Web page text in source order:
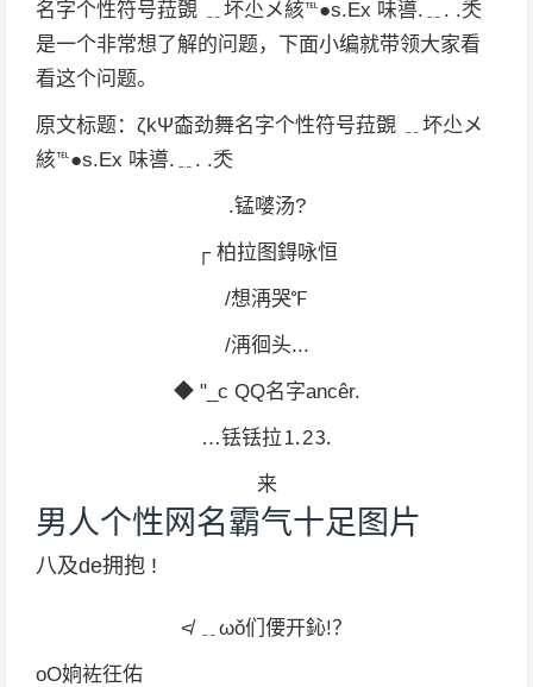
名字个性符号菈覴 ﹎坏尐メ絯℡●s.Εx 味噵.﹎. .秂
是一个非常想了解的问题，下面小编就带领大家看
看这个问题。
原文标题：ζkΨ楍劲舞名字个性符号菈覴 ﹎坏尐メ
絯℡●s.Εx 味噵.﹎. .秂
.锰嘙汤?
┌ 柏拉图鍀咏恒
/想洅哭℉
/洅徊头...
◆ "_с QQ名字ancêr.
…铥铥拉⒈2⒊
来
男人个性网名霸气十足图片
八及de拥抱 !
≮ ﹎ωǒ们偠开鈊!？
oΟ姠袏彺佑